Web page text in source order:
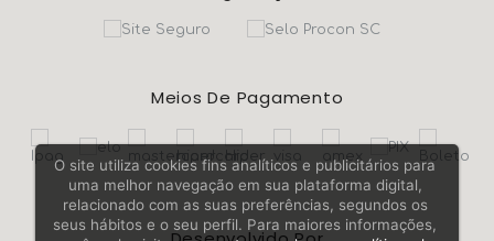
Meios De Pagamento
O site utiliza cookies fins analíticos e publicitários para
uma melhor navegação em sua plataforma digital,
relacionado com as suas preferências, segundos os
seus hábitos e o seu perfil. Para maiores informações,